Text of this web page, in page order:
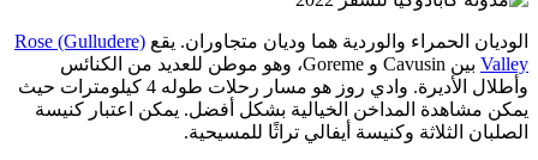
الوديان الحمراء والوردية هما وديان متجاوران. يقع Rose (Gulludere)
Valley
بين Cavusin و Goreme، وهو موطن للعديد من الكنائس
وأطلال الأديرة. وادي روز هو مسار رحلات طوله 4 كيلومترات حيث
يمكن مشاهدة المداخن الخيالية بشكل أفضل. يمكن اعتبار كنيسة
الصلبان الثلاثة وكنيسة أيفالي تراثًا للمسيحية.